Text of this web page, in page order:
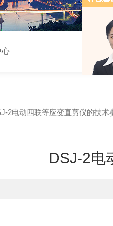
心
2电动四联等应变直剪仪的技术
DSJ-2电